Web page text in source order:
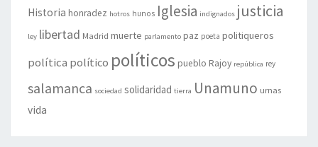
Historia honradez hotros hunos Iglesia indignados justicia
ley libertad Madrid muerte parlamento paz poeta politiqueros
política político políticos pueblo Rajoy república rey
salamanca sociedad solidaridad tierra Unamuno urnas
vida